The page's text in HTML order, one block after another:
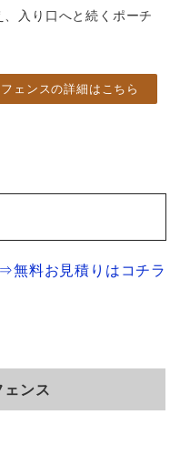
入り口へと続くポーチ
フェンスの詳細はこちら
⇒無料お見積りはコチラ
ンス